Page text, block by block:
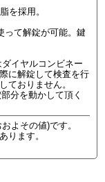
を採用。
って解錠が可能。鍵
イヤルコンビネー
に解錠して検査を行
ておりません。
分を動かして頂く
よその値)です。
ります。